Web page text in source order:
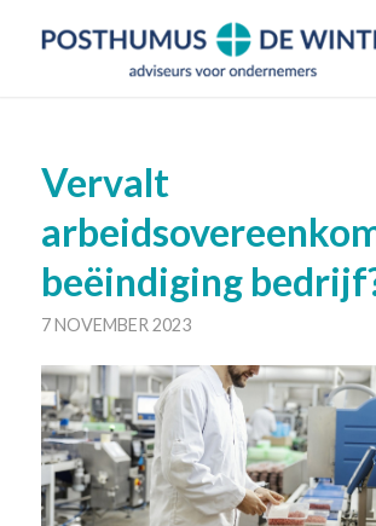
Vervalt
beëindiging
7 NOVEMBER 2023